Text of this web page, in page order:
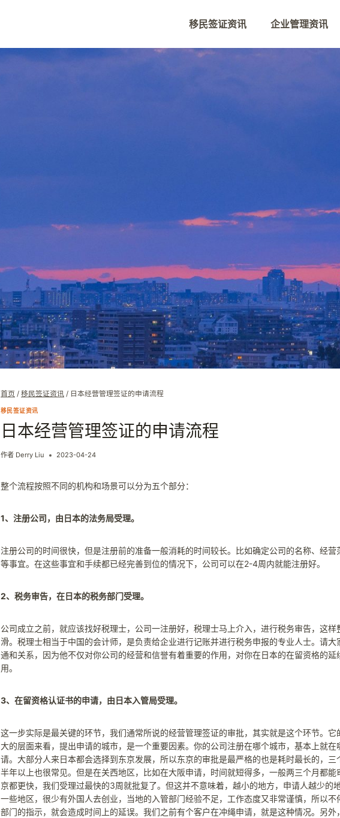
移民签证资讯 企业管理资讯
首页 / 移民签证资讯 / 日本经营管理签证的申请流程
移民签证资讯
日本经营管理签证的申请流程
作者 Derry Liu 2023-04-24
整个流程按照不同的机构和场景可以分为五个部分：
1、注册公司，由日本的法务局受理。
注册公司的时间很快，但是注册前的准备一般消耗的时间较长。比如确定公司的名称、经
等事宜。在这些事宜和手续都已经完善到位的情况下，公司可以在2-4周内就能注册好。
2、税务审告，在日本的税务部门受理。
公司成立之前，就应该找好税理士，公司一注册好，税理士马上介入，进行税务审告，这
滑。税理士相当于中国的会计师，是负责给企业进行记账并进行税务申报的专业人士。请大
通和关系，因为他不仅对你公司的经营和信誉有着重要的作用，对你在日本的在留资格的
用。
3、在留资格认证书的申请，由日本入管局受理。
这一步实际是最关键的环节，我们通常所说的经营管理签证的审批，其实就是这个环节。它
大的层面来看，提出申请的城市，是一个重要因素。你的公司注册在哪个城市，基本上就在
请。大部分人来日本都会选择到东京发展，所以东京的审批是最严格的也是耗时最长的，三
半年以上也很常见。但是在关西地区，比如在大阪申请，时间就短得多，一般两三个月都能
京都更快，我们受理过最快的3周就批复了。但这并不意味着，越小的地方，申请人越少的
一些地区，很少有外国人去创业，当地的入管部门经验不足，工作态度又非常谨慎，所以不
部门的指示，就会造成时间上的延误。我们之前有个客户在冲绳申请，就是这种情况。另